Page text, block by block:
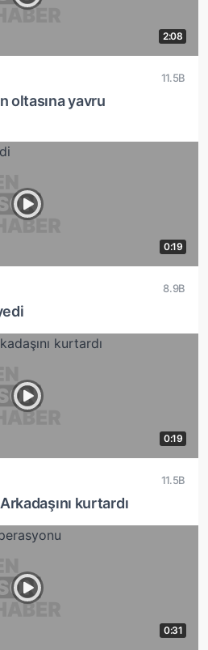
2:08
11.5B
oltasına yavru
0:19
8.9B
0:19
11.5B
kurtardı
0:31